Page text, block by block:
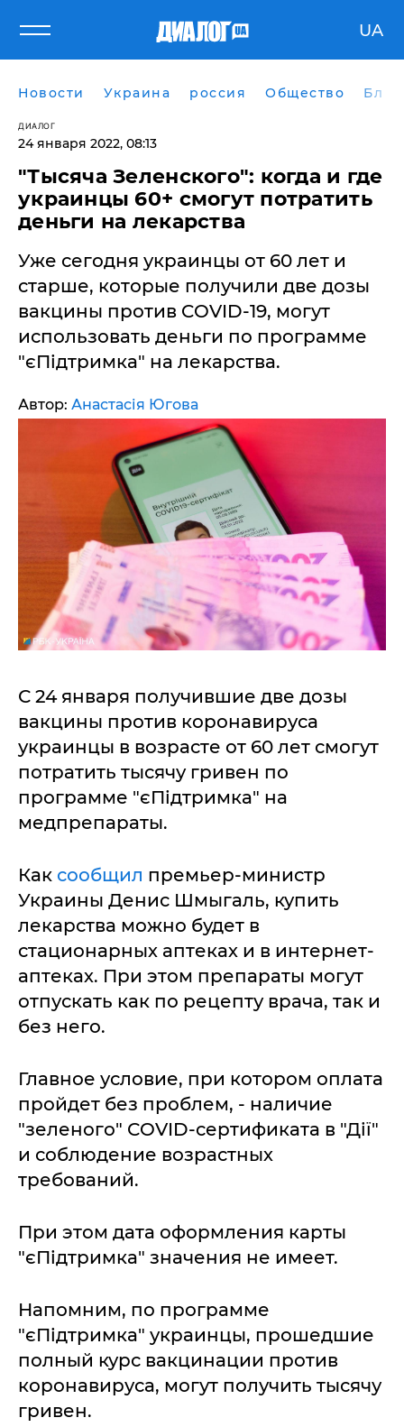
UA
Новости Украина россия Общество
ДИАЛОГ
24 января 2022, 08:13
"Тысяча Зеленского": когда и где
украинцы 60+ смогут потратить
деньги на лекарства
​Уже сегодня украинцы от 60 лет и
старше, которые получили две дозы
вакцины против COVID-19, могут
использовать деньги по программе
"єПідтримка" на лекарства.
Автор: Анастасія Югова
С 24 января получившие две дозы
вакцины против коронавируса
украинцы в возрасте от 60 лет смогут
потратить тысячу гривен по
программе "єПідтримка" на
медпрепараты.
Как сообщил премьер-министр
Украины Денис Шмыгаль, купить
лекарства можно будет в
стационарных аптеках и в интернет-
аптеках. При этом препараты могут
отпускать как по рецепту врача, так и
без него.
Главное условие, при котором оплата
пройдет без проблем, - наличие
"зеленого" СOVID-сертификата в "Дії"
и соблюдение возрастных
требований.
При этом дата оформления карты
"єПідтримка" значения не имеет.
Напомним, по программе
"єПідтримка" украинцы, прошедшие
полный курс вакцинации против
коронавируса, могут получить тысячу
гривен.